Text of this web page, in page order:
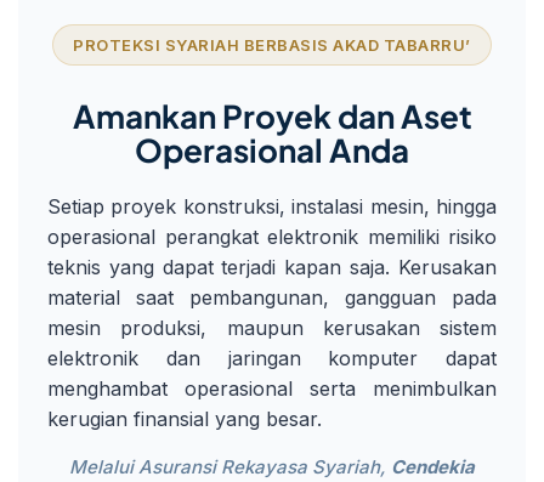
PROTEKSI SYARIAH BERBASIS AKAD TABARRU’
Amankan Proyek dan Aset
Operasional Anda
Setiap proyek konstruksi, instalasi mesin, hingga
operasional perangkat elektronik memiliki risiko
teknis yang dapat terjadi kapan saja. Kerusakan
material saat pembangunan, gangguan pada
mesin produksi, maupun kerusakan sistem
elektronik dan jaringan komputer dapat
menghambat operasional serta menimbulkan
kerugian finansial yang besar.
Melalui Asuransi Rekayasa Syariah, Cendekia